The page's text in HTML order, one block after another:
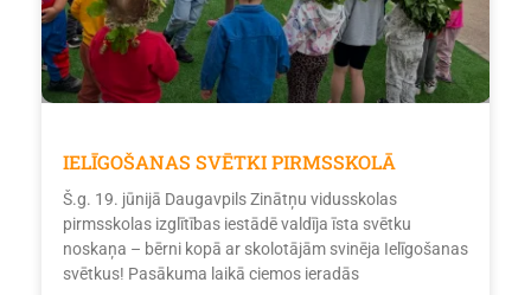
IELĪGOŠANAS SVĒTKI PIRMSSKOLĀ
Š.g. 19. jūnijā Daugavpils Zinātņu vidusskolas
pirmsskolas izglītības iestādē valdīja īsta svētku
noskaņa – bērni kopā ar skolotājām svinēja Ielīgošanas
svētkus! Pasākuma laikā ciemos ieradās